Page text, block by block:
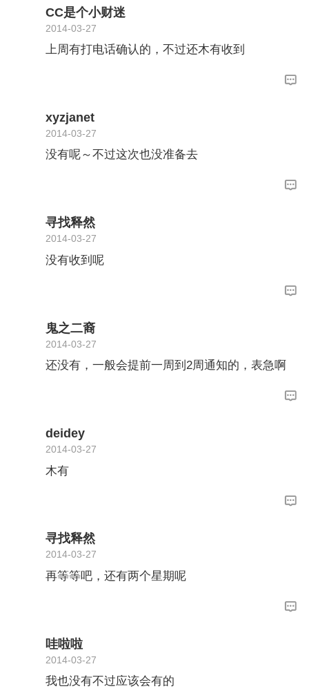
CC是个小财迷
2014-03-27
上周有打电话确认的，不过还木有收到
xyzjanet
2014-03-27
没有呢～不过这次也没准备去
寻找释然
2014-03-27
没有收到呢
鬼之二裔
2014-03-27
还没有，一般会提前一周到2周通知的，表急啊
deidey
2014-03-27
木有
寻找释然
2014-03-27
再等等吧，还有两个星期呢
哇啦啦
2014-03-27
我也没有不过应该会有的